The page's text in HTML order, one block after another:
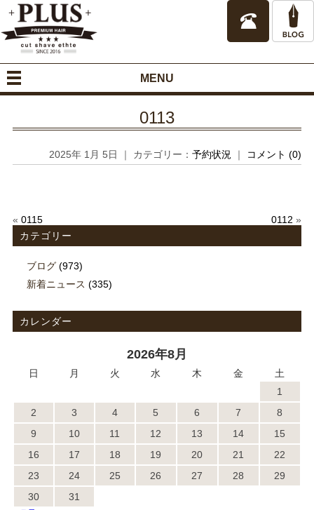
MENU
0113
2025年 1月 5日 ｜ カテゴリー：予約状況 ｜ コメント (0)
« 0115 0112 »
カテゴリー
ブログ(973)
新着ニュース (335)
カレンダー
2026年8月
日 月 火 水 木 金
土
1
2
3 4 5 6 7
8
9
10 11 12 13 14
15
16
17 18 19 20 21
22
23
24 25 26 27 28
29
30
31